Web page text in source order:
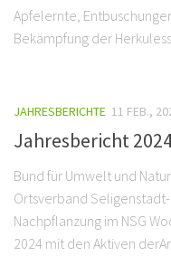
Apfelernte,
Bekämpfung der
JAHRESBERICHTE 11 FEB.,
Jahresbericht
Bund für Umwelt und
Ortsverband
Nachpflanzung im NSG
2024 mit den Aktiven